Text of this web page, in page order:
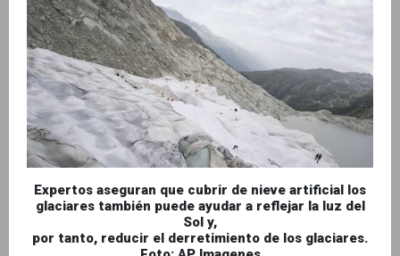
Expertos aseguran que cubrir de nieve artificial los
glaciares también puede ayudar a reflejar la luz del
Sol y,
por tanto, reducir el derretimiento de los glaciares.